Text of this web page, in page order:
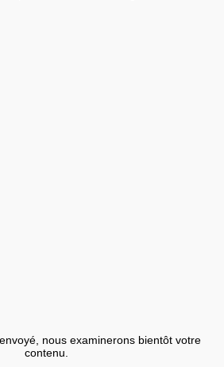
nous examinerons bientôt votre
contenu.